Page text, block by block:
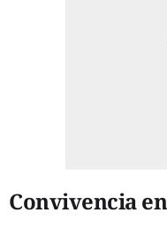
Convivencia